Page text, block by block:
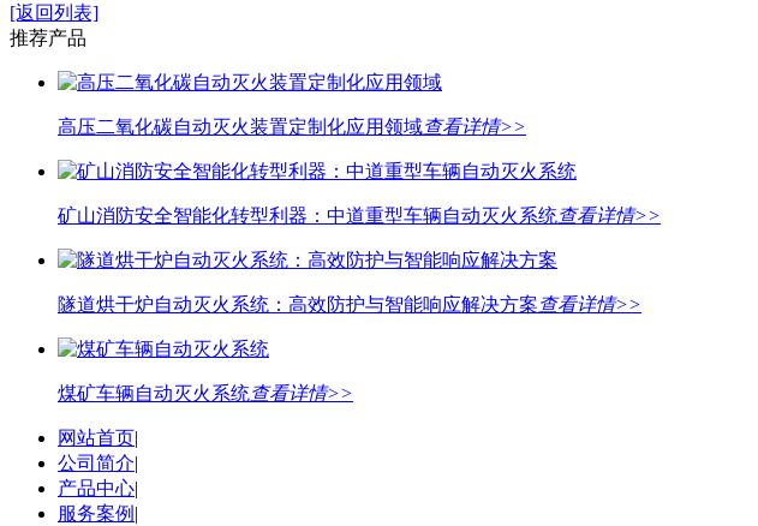
[返回列表]
推荐产品
高压二氧化碳自动灭火装置定制化应用领域查看详情>>
矿山消防安全智能化转型利器：中道重型车辆自动灭火系统查看详情>>
隧道烘干炉自动灭火系统：高效防护与智能响应解决方案查看详情>>
煤矿车辆自动灭火系统查看详情>>
网站首页|
公司简介|
产品中心|
服务案例 |